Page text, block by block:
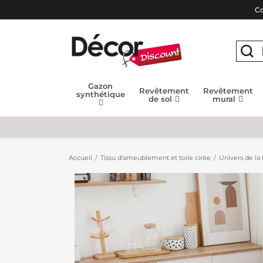
Gazon
synthétique
Revêtement
de sol
Revêtement
mural
Accueil Tissu d'ameublement et toile cirée Univers de la